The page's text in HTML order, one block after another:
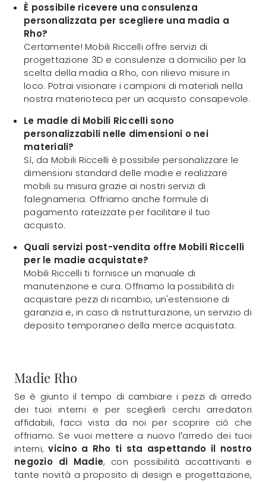
Madie Rho
Se è giunto il tempo di cambiare i pezzi di arredo
dei tuoi interni e per sceglierli cerchi arredatori
affidabili, facci vista da noi per scoprire ciò che
offriamo. Se vuoi mettere a nuovo l’arredo dei tuoi
interni,vicino a Rho ti sta aspettando il nostro
negozio di Madie, con possibilità accattivanti e
tante novità a proposito di design e progettazione,
È possibile ricevere una consulenza
personalizzata per scegliere una madia a
Rho?
Certamente! Mobili Riccelli offre servizi di
progettazione 3D e consulenze a domicilio per la
scelta della madia a Rho, con rilievo misure in
loco. Potrai visionare i campioni di materiali nella
nostra materioteca per un acquisto consapevole.
Le madie di Mobili Riccelli sono
personalizzabili nelle dimensioni o nei
materiali?
Sì, da Mobili Riccelli è possibile personalizzare le
dimensioni standard delle madie e realizzare
mobili su misura grazie ai nostri servizi di
falegnameria. Offriamo anche formule di
pagamento rateizzate per facilitare il tuo
acquisto.
Quali servizi post-vendita offre Mobili Riccelli
per le madie acquistate?
Mobili Riccelli ti fornisce un manuale di
manutenzione e cura. Offriamo la possibilità di
acquistare pezzi di ricambio, un'estensione di
garanzia e, in caso di ristrutturazione, un servizio di
deposito temporaneo della merce acquistata.